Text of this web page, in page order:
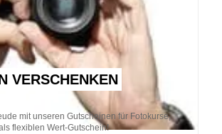
VERSCHENKEN
mit unseren Gutscheinen für Fotokurse,
flexiblen Wert-Gutschein!